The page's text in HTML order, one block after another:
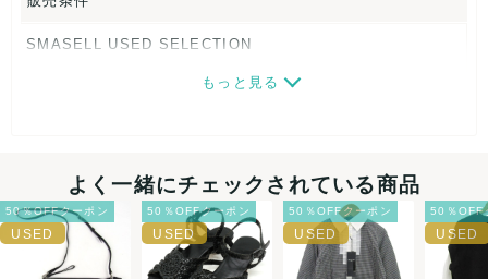
SMASELL USED SELECTION
画像ダウンロードなので、転売にも最適♪
ネコポスの場合は日時指定ができませんので、ご了承下さい
ませ。
もっと見る
よく一緒にチェックされている商品
50％OFFクーポン 50％OFFクーポン 50％OFFクーポン 50％OFF